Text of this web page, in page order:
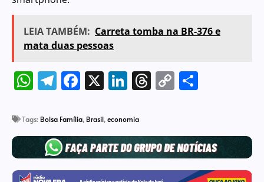
LEIA TAMBÉM: Carreta tomba na BR-376 e
mata duas pessoas
WhatsApp
Telegram
Facebook
X LinkedIn
Threads
Copy
Tags: Bolsa Família, Brasil,economia